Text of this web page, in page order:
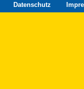
Datenschutz